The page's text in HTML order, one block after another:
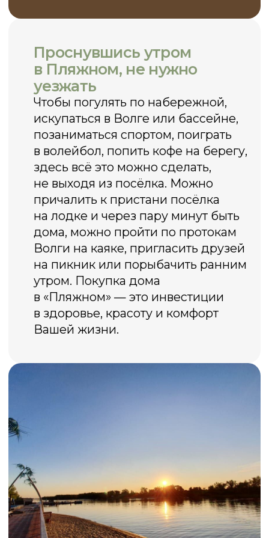
Посмотреть дома
Записаться на просмотр
Больше, чем дом